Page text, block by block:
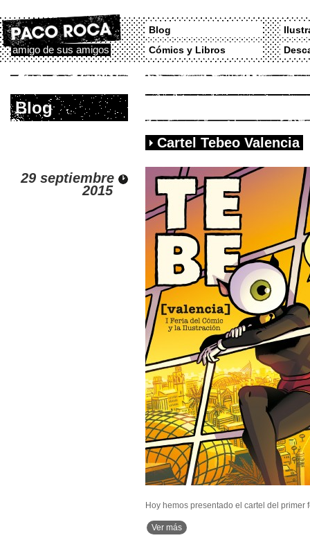
amigo de sus amigos
Blog
Cómics y Libros
Blog
Cartel Tebeo Valencia
29 septiembre
2015
Hoy hemos presentado el cartel del primer
Ver más